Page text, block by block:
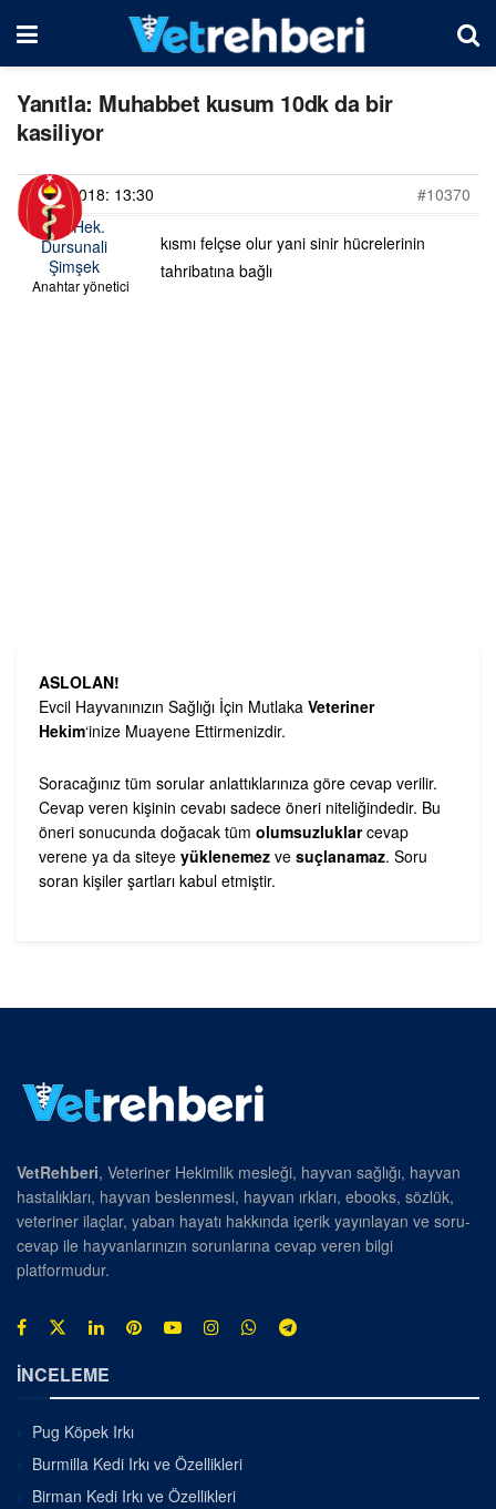
Yanıtla: Muhabbet kusum 10dk da bir
kasiliyor
27/03/2018: 13:30
#10370
Vet. Hek.
Dursunali
Şimşek
Anahtar yönetici
kısmı felçse olur yani sinir hücrelerinin
tahribatına bağlı
ASLOLAN!
Evcil Hayvanınızın Sağlığı İçin Mutlaka Veteriner
Hekim‘inize Muayene Ettirmenizdir.
Soracağınız tüm sorular anlattıklarınıza göre cevap verilir.
Cevap veren kişinin cevabı sadece öneri niteliğindedir. Bu
öneri sonucunda doğacak tüm olumsuzluklarcevap
verene ya da siteye yüklenemez ve suçlanamaz. Soru
soran kişiler şartları kabul etmiştir.
VetRehberi, Veteriner Hekimlik mesleği, hayvan sağlığı, hayvan
hastalıkları, hayvan beslenmesi, hayvan ırkları, ebooks, sözlük,
veteriner ilaçlar, yaban hayatı hakkında içerik yayınlayan ve soru-
cevap ile hayvanlarınızın sorunlarına cevap veren bilgi
platformudur.
İNCELEME
Pug Köpek Irkı
Burmilla Kedi Irkı ve Özellikleri
Birman Kedi Irkı ve Özellikleri